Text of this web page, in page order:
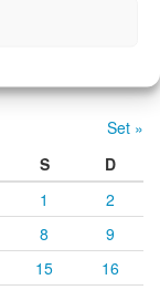
Set »
S
D
1
2
8
9
15
16